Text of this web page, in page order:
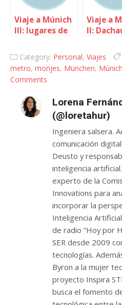
Viaje a Múnich
III: lugares de
Viaje a
II:
Category: Personal, Viajes
metro, monjes, München, Múnich
Comments
Lorena
(@loretahur)
Ingeniera salsera.
comunicación
Deusto y
inteligencia
experto de la
Innovations para
incorporar la
Inteligencia
de radio “Hoy por
SER desde 2009
tecnologías.
Byron a la mujer
proyecto Inspira
busca el fomento